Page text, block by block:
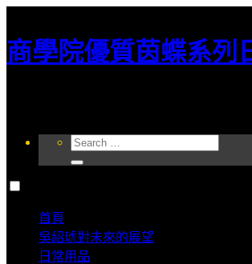
商學院優質茵蝶系列
Search
for:
首頁
吳紹琥對未來的展望
日常用品